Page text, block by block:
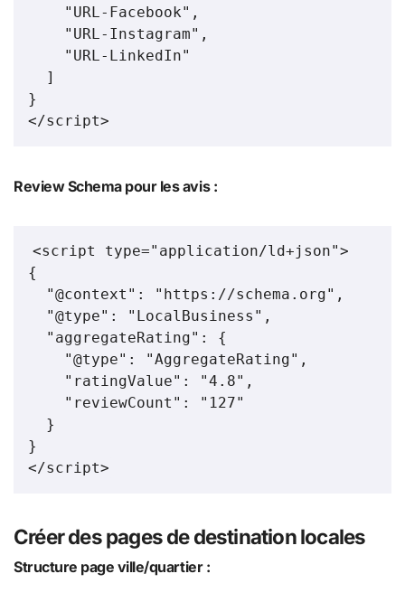
    "URL-Facebook",
    "URL-Instagram",
    "URL-LinkedIn"
  ]
}
</script>
Review Schema pour les avis :
<script type="application/ld+json">
{
  "@context": "https://schema.org",
  "@type": "LocalBusiness",
  "aggregateRating": {
    "@type": "AggregateRating",
    "ratingValue": "4.8",
    "reviewCount": "127"
  }
}
</script>
Créer des pages de destination locales
Structure page ville/quartier :